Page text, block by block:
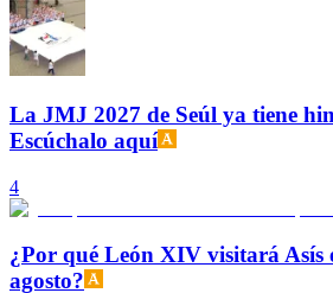
La JMJ 2027 de Seúl ya tiene
Escúchalo aquí
4
¿Por qué León XIV visitará Asís
agosto?